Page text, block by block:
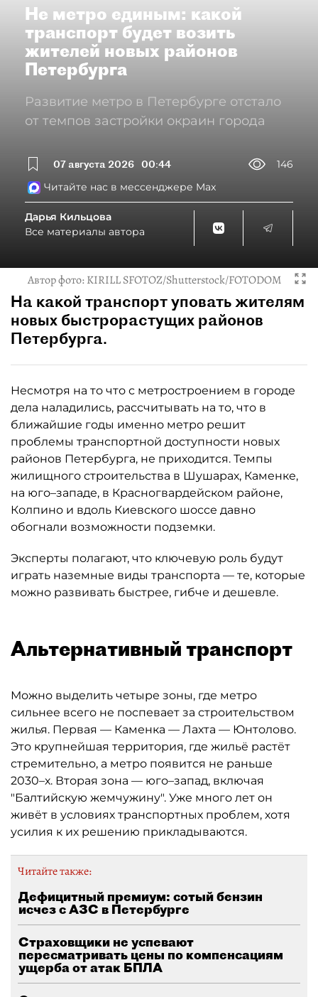
Не метро единым: какой
транспорт будет возить
жителей новых районов
Петербурга
Развитие метро в Петербурге отстало
от темпов застройки окраин города
07 августа 2026 00:44
146
Читайте нас в мессенджере Max
Дарья Кильцова
Все материалы автора
Автор фото:KIRILL SFOTOZ/Shutterstock/FOTODOM
На какой транспорт уповать жителям
новых быстрорастущих районов
Петербурга.
Несмотря на то что с метростроением в городе
дела наладились, рассчитывать на то, что в
ближайшие годы именно метро решит
проблемы транспортной доступности новых
районов Петербурга, не приходится. Темпы
жилищного строительства в Шушарах, Каменке,
на юго–западе, в Красногвардейском районе,
Колпино и вдоль Киевского шоссе давно
обогнали возможности подземки.
Эксперты полагают, что ключевую роль будут
играть наземные виды транспорта — те, которые
можно развивать быстрее, гибче и дешевле.
Альтернативный транспорт
Можно выделить четыре зоны, где метро
сильнее всего не поспевает за строительством
жилья. Первая — Каменка — Лахта — Юнтолово.
Это крупнейшая территория, где жильё растёт
стремительно, а метро появится не раньше
2030–х. Вторая зона — юго–запад, включая
"Балтийскую жемчужину". Уже много лет он
живёт в условиях транспортных проблем, хотя
усилия к их решению прикладываются.
Читайте также:
Дефицитный премиум: сотый бензин
исчез с АЗС в Петербурге
Страховщики не успевают
пересматривать цены по компенсациям
ущерба от атак БПЛА